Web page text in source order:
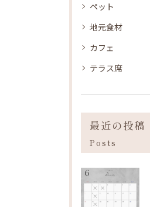
ペット
地元食材
カフェ
テラス席
最近の投稿
Posts